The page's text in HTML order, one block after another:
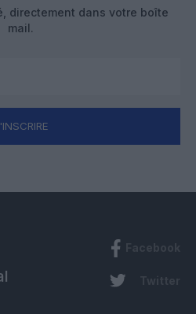
directement dans votre boîte
mail.